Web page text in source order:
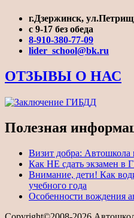
г.Дзержинск,
с 9-17 без обеда
8-910-380-77-09
lider_school@bk.ru
ОТЗЫВЫ О НАС
Полезная
Визит добра:
Как НЕ сдать экзамен в
Внимание, дети! Как
учебного года
Особенности вождения